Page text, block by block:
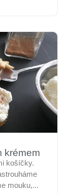
krémem
košíčky.
mouku,...